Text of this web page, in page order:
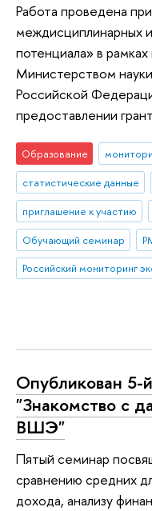
Работа проведена
междисциплинарных
потенциала» в
Министерством
Российской
предоставлении
Образование
статистические данные
приглашение к участию
Обучающий семинар
Опубликован
"Знакомство с
ВШЭ"
Пятый семинар
сравнению средних
дохода, анализу